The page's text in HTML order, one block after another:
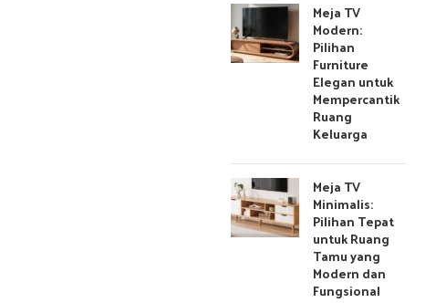
Meja TV
Modern:
Pilihan
Furniture
Elegan untuk
Mempercantik
Ruang
Keluarga
Meja TV
Minimalis:
Pilihan Tepat
untuk Ruang
Tamu yang
Modern dan
Fungsional